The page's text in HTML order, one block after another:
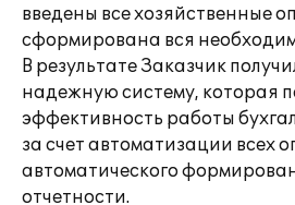
введены все хозяйственные
сформирована вся
В результате Заказчик
надежную систему, которая
эффективность работы
за счет автоматизации всех
автоматического
отчетности.